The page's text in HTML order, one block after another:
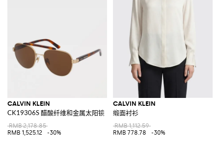
CALVIN KLEIN
CK19306S 醋酸纤维和金属太阳镜
RMB 2,178.85
RMB 1,525.12
-30%
CALVIN KLEIN
缎面衬衫
RMB 1,112.59
RMB 778.78
-30%